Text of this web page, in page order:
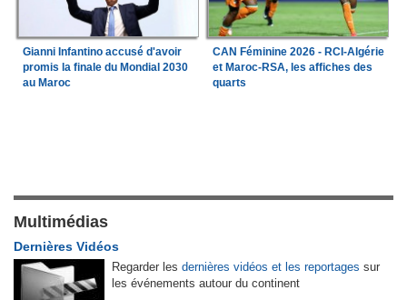
Gianni Infantino accusé d'avoir
promis la finale du Mondial 2030
au Maroc
CAN Féminine 2026 - RCI-Algérie
et Maroc-RSA, les affiches des
quarts
Multimédias
Dernières Vidéos
Regarder les dernières vidéos et les reportages sur
les événements autour du continent